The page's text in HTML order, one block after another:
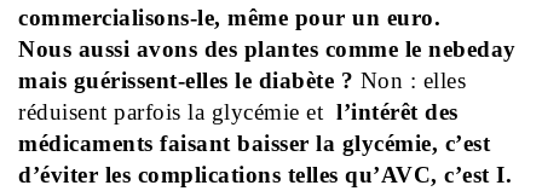
commercialisons-le, même pour un euro.
Nous aussi avons des plantes comme le nebeday
mais guérissent-elles le diabète ? Non : elles
réduisent parfois la glycémie et l’intérêt des
médicaments faisant baisser la glycémie, c’est
d’éviter les complications telles qu’AVC, c’est I.